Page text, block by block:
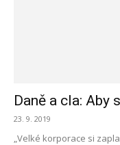
Daně a cla: Aby
23. 9. 2019
„Velké korporace si